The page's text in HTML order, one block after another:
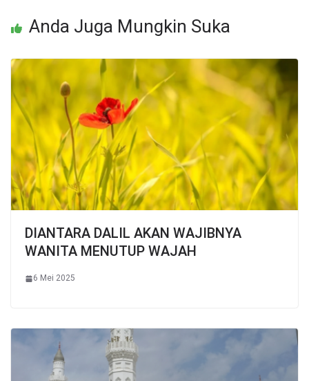
Anda Juga Mungkin Suka
DIANTARA DALIL AKAN WAJIBNYA
WANITA MENUTUP WAJAH
6 Mei 2025